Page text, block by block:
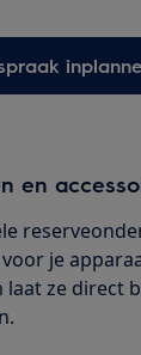
en
je
laat ze direct